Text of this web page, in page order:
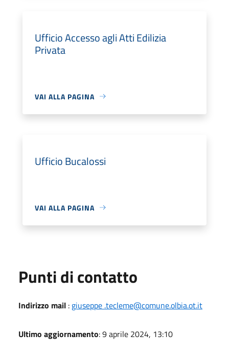
Ufficio Accesso agli Atti Edilizia
Privata
VAI ALLA PAGINA
Ufficio Bucalossi
VAI ALLA PAGINA
Punti di contatto
Indirizzo mail : giuseppe .tecleme@comune.olbia.ot.it
Ultimo aggiornamento: 9 aprile 2024, 13:10